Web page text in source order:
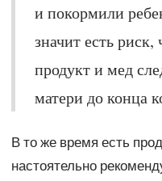
и покормили
значит есть риск,
продукт и мед
матери до конца
В то же время есть
настоятельно